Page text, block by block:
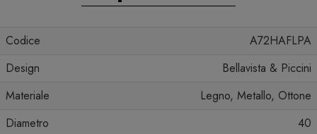
Codice
A72HAFLPA
Design
Bellavista & Piccini
Materiale
Legno, Metallo, Ottone
Diametro
40